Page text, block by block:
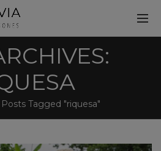
Posts Tagged "riquesa"